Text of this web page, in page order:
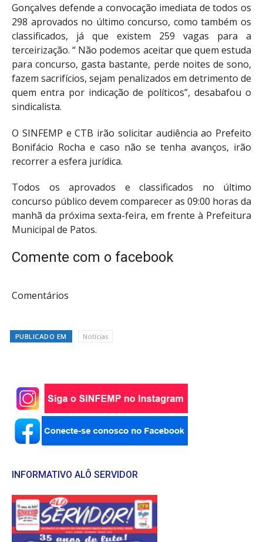
Gonçalves defende a convocação imediata de todos os
298 aprovados no último concurso, como também os
classificados, já que existem 259 vagas para a
terceirização. “ Não podemos aceitar que quem estuda
para concurso, gasta bastante, perde noites de sono,
fazem sacrifícios, sejam penalizados em detrimento de
quem entra por indicação de políticos”, desabafou o
sindicalista.
O SINFEMP e CTB irão solicitar audiência ao Prefeito
Bonifácio Rocha e caso não se tenha avanços, irão
recorrer a esfera jurídica.
Todos os aprovados e classificados no último
concurso público devem comparecer as 09:00 horas da
manhã da próxima sexta-feira, em frente à Prefeitura
Municipal de Patos.
Comente com o facebook
Comentários
PUBLICADO EM Notícias
INFORMATIVO ALÔ SERVIDOR